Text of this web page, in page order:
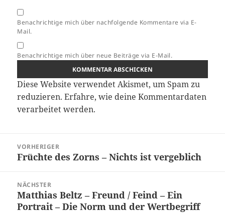
Benachrichtige mich über nachfolgende Kommentare via E-
Mail.
Benachrichtige mich über neue Beiträge via E-Mail.
Diese Website verwendet Akismet, um Spam zu
reduzieren.Erfahre, wie deine Kommentardaten
verarbeitet werden.
VORHERIGER
Vorheriger
Früchte des Zorns – Nichts ist vergeblich
NÄCHSTER
Nächster
Beitrag:
Matthias Beltz – Freund / Feind – Ein
Portrait – Die Norm und der Wertbegriff